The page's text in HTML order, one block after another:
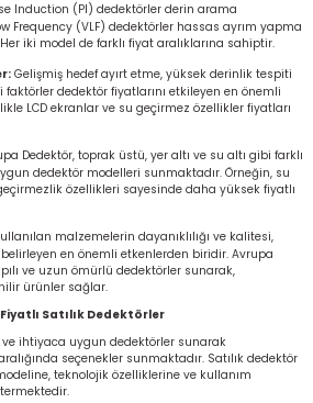
Induction (PI) dedektörler derin arama
Frequency (VLF) dedektörler hassas ayrım yapma
iki model de farklı fiyat aralıklarına sahiptir.
Gelişmiş hedef ayırt etme, yüksek derinlik tespiti
faktörler dedektör fiyatlarını etkileyen en önemli
LCD ekranlar ve su geçirmez özellikler fiyatları
Dedektör, toprak üstü, yer altı ve su altı gibi farklı
dedektör modelleri sunmaktadır. Örneğin, su
özellikleri sayesinde daha yüksek fiyatlı
malzemelerin dayanıklılığı ve kalitesi,
en önemli etkenlerden biridir. Avrupa
ve uzun ömürlü dedektörler sunarak,
ürünler sağlar.
Satılık Dedektörler
ihtiyaca uygun dedektörler sunarak
seçenekler sunmaktadır. Satılık dedektör
teknolojik özelliklerine ve kullanım